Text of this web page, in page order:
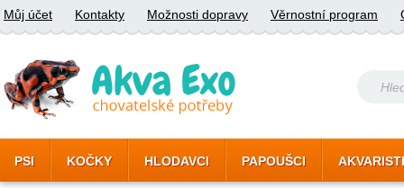
Můj účet Kontakty Možnosti dopravy Věrnostní program
PSI KOČKY HLODAVCI PAPOUŠCI